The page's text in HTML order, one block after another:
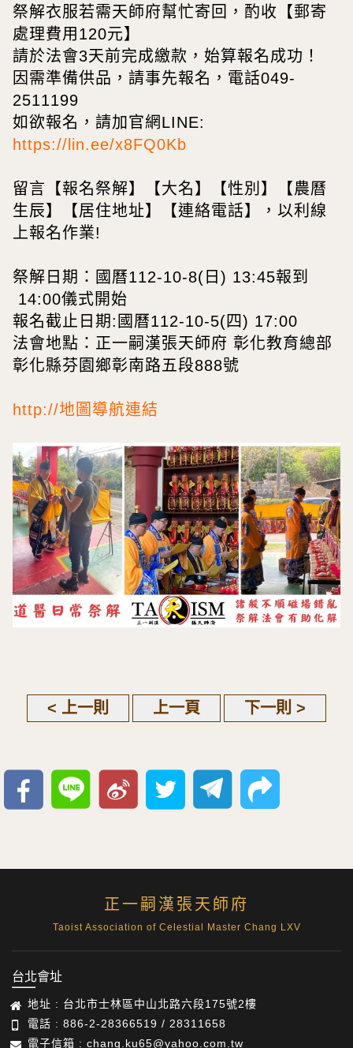
祭解衣服若需天師府幫忙寄回，酌收【郵寄
處理費用120元】
請於法會3天前完成繳款，始算報名成功！
因需準備供品，請事先報名，電話049-
2511199
如欲報名，請加官網LINE:
https://lin.ee/x8FQ0Kb
留言【報名祭解】【大名】【性別】【農曆
生辰】【居住地址】【連絡電話】，以利線
上報名作業!
祭解日期：國曆112-10-8(日) 13:45報到
14:00儀式開始
報名截止日期:國曆112-10-5(四) 17:00
法會地點：正一嗣漢張天師府 彰化教育總部
彰化縣芬園鄉彰南路五段888號
http://地圖導航連結
< 上一則 上一頁 下一則 >
正一嗣漢張天師府
Taoist Association of Celestial Master Chang LXV
台北會址
地址 : 台北市士林區中山北路六段175號2樓
電話 : 886-2-28366519 / 28311658
電子信箱 : chang.ku65@yahoo.com.tw